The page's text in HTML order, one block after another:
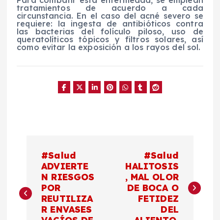
tratamientos de acuerdo a cada
circunstancia. En el caso del acné severo se
requiere: la ingesta de antibióticos contra
las bacterias del folículo piloso, uso de
queratolíticos tópicos y filtros solares, así
como evitar la exposición a los rayos del sol.
v
#Salud
ADVIERTE
N RIESGOS
POR
REUTILIZA
R ENVASES
#Salud
HALITOSIS
, MAL OLOR
DE BOCA O
FETIDEZ
DEL